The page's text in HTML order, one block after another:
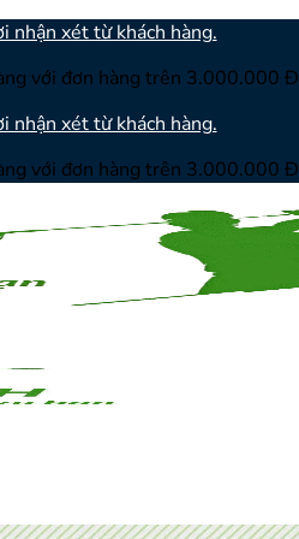
nhận xét từ khách hàng.
với đơn hàng trên 3.000.000 Đ
nhận xét từ khách hàng.
với đơn hàng trên 3.000.000 Đ